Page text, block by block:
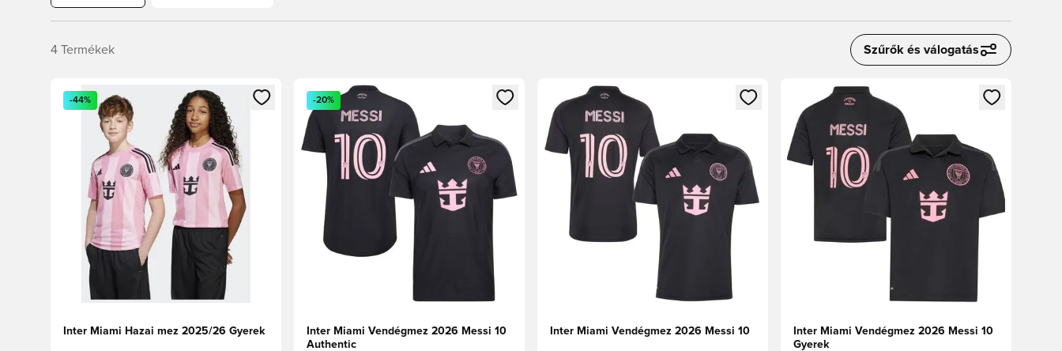
4 Termékek Szűrők és válogatás
Megnyit egy modált a bejelentkezéshez vagy a tagként való regisztrációhoz
-44%
Inter Miami Hazai mez 2025/26 Gyerek
Megnyit egy modált a bejelentkezéshez vagy a tagként való regisztrációhoz
-20%
Inter Miami Vendégmez 2026 Messi 10
Authentic
Megnyit egy modált a bejelentkezéshez vagy a tagként való regisztrációhoz
Inter Miami Vendégmez 2026 Messi 10
Megnyit egy modált a bejelentkezéshez vagy a
Inter Miami Vendégmez 2026 Messi 10
Gyerek